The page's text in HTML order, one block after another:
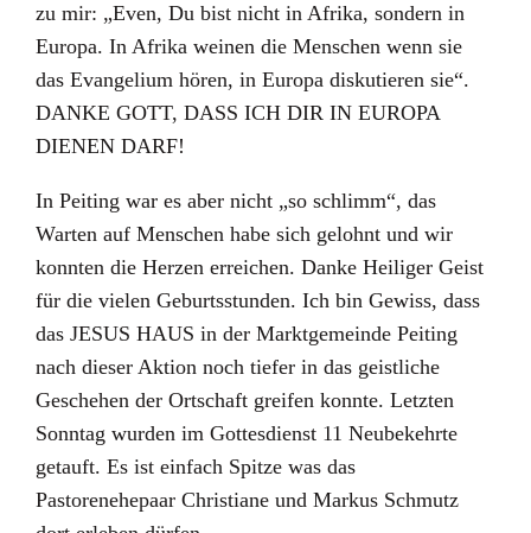
zu mir: „Even, Du bist nicht in Afrika, sondern in
Europa. In Afrika weinen die Menschen wenn sie
das Evangelium hören, in Europa diskutieren sie“.
DANKE GOTT, DASS ICH DIR IN EUROPA
DIENEN DARF!
In Peiting war es aber nicht „so schlimm“, das
Warten auf Menschen habe sich gelohnt und wir
konnten die Herzen erreichen. Danke Heiliger Geist
für die vielen Geburtsstunden. Ich bin Gewiss, dass
das JESUS HAUS in der Marktgemeinde Peiting
nach dieser Aktion noch tiefer in das geistliche
Geschehen der Ortschaft greifen konnte. Letzten
Sonntag wurden im Gottesdienst 11 Neubekehrte
getauft. Es ist einfach Spitze was das
Pastorenehepaar Christiane und Markus Schmutz